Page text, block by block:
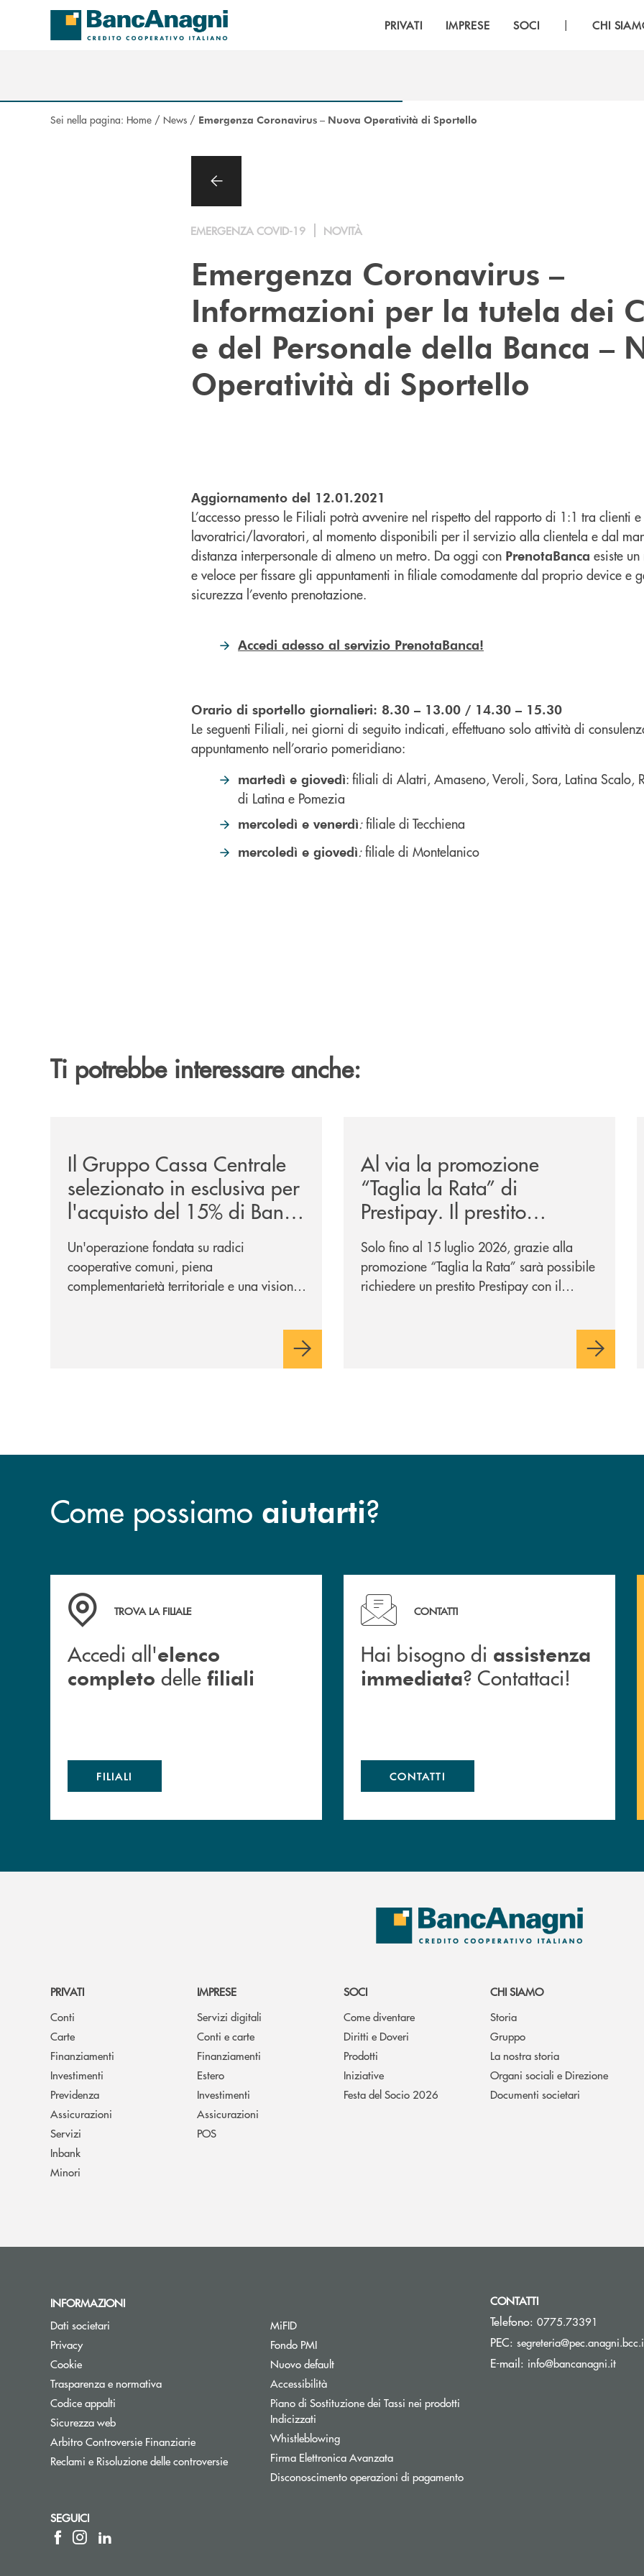
Salta al contenuto principale
PRIVATI IMPRESE SOCI | CHI
Sei nella pagina: Home / News / Emergenza Coronavirus – Nuova Operatività di Sportello
EMERGENZA COVID-19 NOVITÀ
Emergenza Coronavirus –
Informazioni per la tutela dei
e del Personale della Banca –
Operatività di Sportello
Aggiornamento del 12.01.2021
L’accesso presso le Filiali potrà avvenire nel rispetto del rapporto di 1:1 tra clienti e
lavoratrici/lavoratori, al momento disponibili per il servizio alla clientela e dal
distanza interpersonale di almeno un metro. Da oggi con PrenotaBanca esiste
e veloce per fissare gli appuntamenti in filiale comodamente dal proprio device e
sicurezza l’evento prenotazione.
Accedi adesso al servizio PrenotaBanca!
Orario di sportello giornalieri: 8.30 – 13.00 / 14.30 – 15.30
Le seguenti Filiali, nei giorni di seguito indicati, effettuano solo attività di
appuntamento nell’orario pomeridiano:
martedì e giovedì: filiali di Alatri, Amaseno, Veroli, Sora, Latina Scalo,
di Latina e Pomezia
mercoledì e venerdì: filiale di Tecchiena
mercoledì e giovedì: filiale di Montelanico
Ti potrebbe interessare anche:
Il Gruppo Cassa Centrale
selezionato in esclusiva per
l'acquisto del 15% di Banca
Cambiano 1884
Un'operazione fondata su radici
cooperative comuni, piena
complementarietà territoriale e una visione
Al via la promozione
“Taglia la Rata” di
Prestipay. Il prestito
personale che si fa in due
per te!
Solo fino al 15 luglio 2026, grazie alla
promozione “Taglia la Rata” sarà possibile
richiedere un prestito Prestipay con il
Come possiamo aiutarti?
Accedi all' elenco completo delle filiali
TROVA LA FILIALE
Accedi all'elenco
completo delle filiali
FILIALI
Hai bisogno di assistenza immediata ? Contattaci!
CONTATTI
Hai bisogno di assistenza
immediata? Contattaci!
CONTATTI
PRIVATI
Conti
Carte
Finanziamenti
Investimenti
Previdenza
Assicurazioni
Servizi
Inbank
Minori
IMPRESE
Servizi digitali
Conti e carte
Finanziamenti
Estero
Investimenti
Assicurazioni
POS
SOCI
Come diventare
Diritti e Doveri
Prodotti
Iniziative
Festa del Socio 2026
CHI SIAMO
Storia
Gruppo
La nostra storia
Organi sociali e Direzione
Documenti societari
INFORMAZIONI
Dati societari
Privacy
Cookie
Trasparenza e normativaApre una nuova finestra
Codice appalti
Sicurezza web
Arbitro Controversie FinanziarieApre una nuova finestra
Reclami e Risoluzione delle controversie
MiFID
Fondo PMIApre una nuova finestra
Nuovo default
Accessibilità
Piano di Sostituzione dei Tassi nei prodotti
Indicizzati
Whistleblowing
Firma Elettronica Avanzata
Disconoscimento operazioni di pagamento
CONTATTI
Telefono: 0775.73391
PEC:
E-mail: info@bancanagni.it(si
SEGUICI